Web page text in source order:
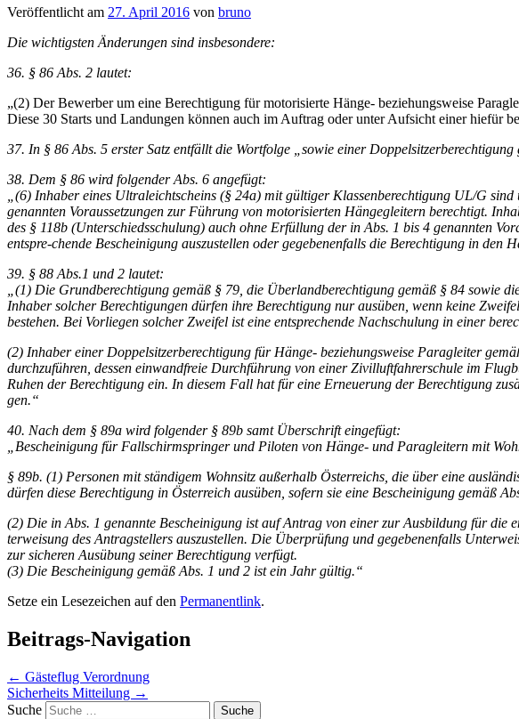
Veröffentlicht am 27. April 2016 von bruno
Die wichtigsten Änderungen sind insbesondere:
36. § 86 Abs. 2 lautet:
„(2) Der Bewerber um eine Berechtigung für motorisierte Hänge- beziehungsweise
Diese 30 Starts und Landungen können auch im Auftrag oder unter Aufsicht einer hiefür
37. In § 86 Abs. 5 erster Satz entfällt die Wortfolge „sowie einer Doppelsitzerberechtigung
38. Dem § 86 wird folgender Abs. 6 angefügt:
„(6) Inhaber eines Ultraleichtscheins (§ 24a) mit gültiger Klassenberechtigung UL/G
genannten Voraussetzungen zur Führung von motorisierten Hängegleitern berechtigt.
des § 118b (Unterschiedsschulung) auch ohne Erfüllung der in Abs. 1 bis 4 genannten
entspre-chende Bescheinigung auszustellen oder gegebenenfalls die Berechtigung in den
39. § 88 Abs.1 und 2 lautet:
„(1) Die Grundberechtigung gemäß § 79, die Überlandberechtigung gemäß § 84 sowie
Inhaber solcher Berechtigungen dürfen ihre Berechtigung nur ausüben, wenn keine
bestehen. Bei Vorliegen solcher Zweifel ist eine entsprechende Nachschulung in einer
(2) Inhaber einer Doppelsitzerberechtigung für Hänge- beziehungsweise Paragleiter
durchzuführen, dessen einwandfreie Durchführung von einer Zivilluftfahrerschule im
Ruhen der Berechtigung ein. In diesem Fall hat für eine Erneuerung der Berechtigung
gen.“
40. Nach dem § 89a wird folgender § 89b samt Überschrift eingefügt:
„Bescheinigung für Fallschirmspringer und Piloten von Hänge- und Paragleitern mit
§ 89b. (1) Personen mit ständigem Wohnsitz außerhalb Österreichs, die über eine
dürfen diese Berechtigung in Österreich ausüben, sofern sie eine Bescheinigung gemäß
(2) Die in Abs. 1 genannte Bescheinigung ist auf Antrag von einer zur Ausbildung für
terweisung des Antragstellers auszustellen. Die Überprüfung und gegebenenfalls
zur sicheren Ausübung seiner Berechtigung verfügt.
(3) Die Bescheinigung gemäß Abs. 1 und 2 ist ein Jahr gültig.“
Setze ein Lesezeichen auf den Permanentlink.
Beitrags-Navigation
← Gästeflug Verordnung
Sicherheits Mitteilung →
Suche